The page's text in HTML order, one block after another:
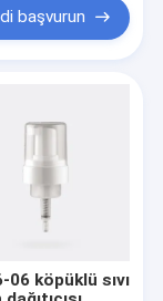
başvurun
06 köpüklü sıvı